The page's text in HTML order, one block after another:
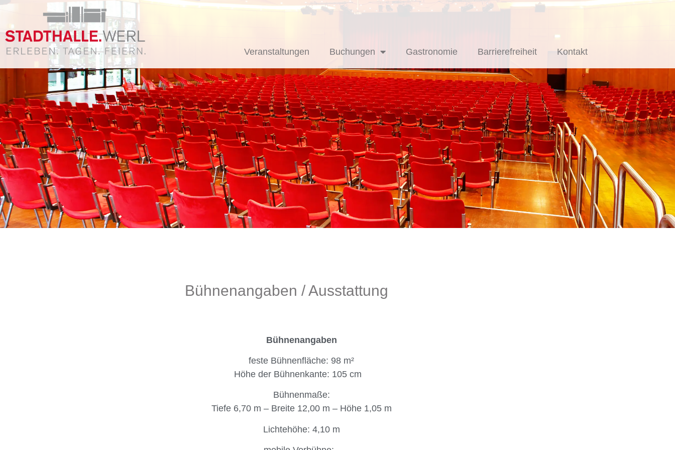
Veranstaltungen Buchungen Gastronomie Barrierefreiheit Kontakt
Bühnenangaben / Ausstattung
Bühnenangaben
feste Bühnenfläche: 98 m²
Höhe der Bühnenkante: 105 cm
Bühnenmaße:
Tiefe 6,70 m – Breite 12,00 m – Höhe 1,05 m
Lichtehöhe: 4,10 m